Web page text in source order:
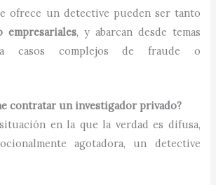
ofrece un detective pueden ser tanto
empresariales, y abarcan desde temas
casos complejos de fraude o
contratar un investigador privado?
en la que la verdad es difusa,
agotadora, un detective